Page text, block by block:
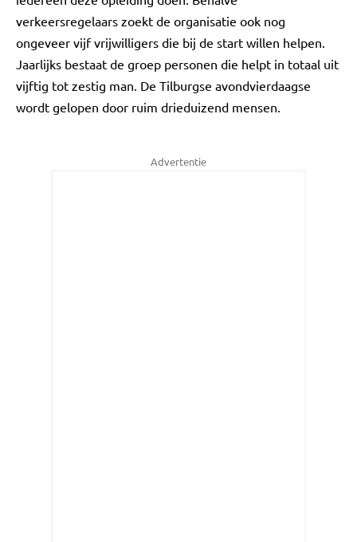
verkeersregelaars zoekt de organisatie ook nog
ongeveer vijf vrijwilligers die bij de start willen helpen.
Jaarlijks bestaat de groep personen die helpt in totaal uit
vijftig tot zestig man. De Tilburgse avondvierdaagse
wordt gelopen door ruim drieduizend mensen.
Advertentie